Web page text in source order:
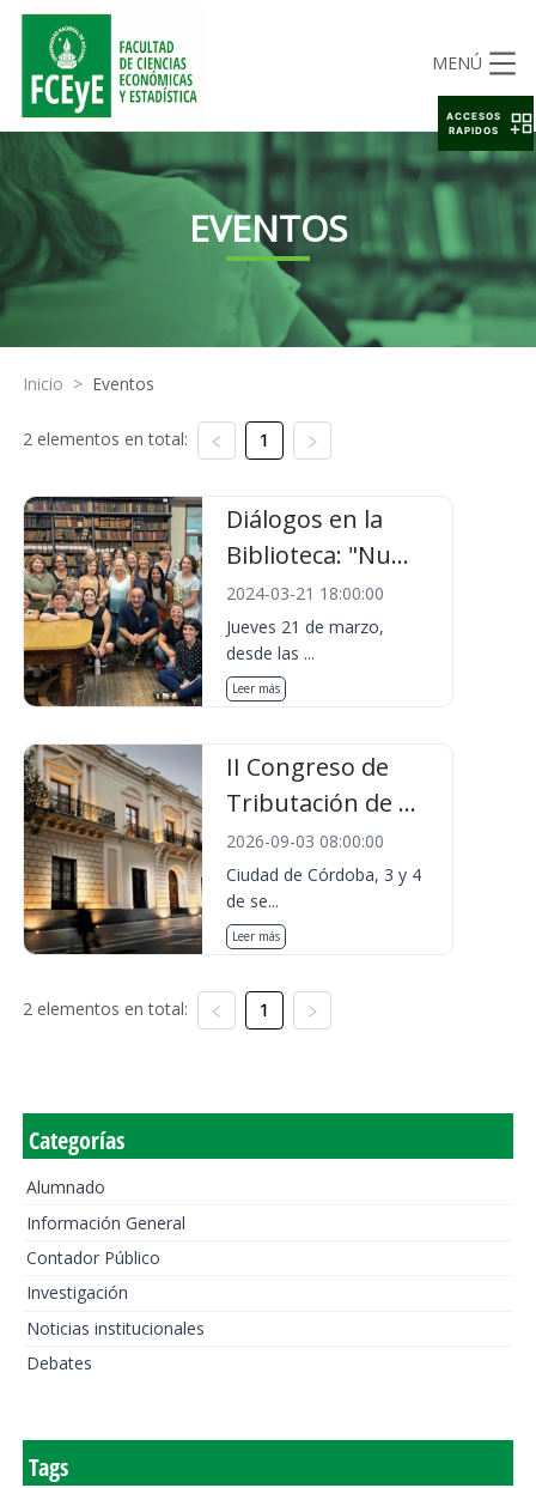
MENÚ
EVENTOS
Inicio > Eventos
2 elementos en total: 1
Diálogos en la
Biblioteca: "Nu...
2024-03-21 18:00:00
Jueves 21 de marzo,
desde las ...
Leer más
II Congreso de
Tributación de ...
2026-09-03 08:00:00
Ciudad de Córdoba, 3 y 4
de se...
Leer más
2 elementos en total: 1
Categorías
Alumnado
Información General
Contador Público
Investigación
Noticias institucionales
Debates
Tags
ACCESOS
RAPIDOS